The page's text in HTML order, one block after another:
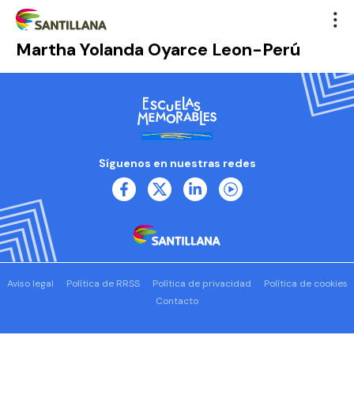
Martha Yolanda Oyarce Leon-Perú
Síguenos en nuestras redes
Aviso legal Política de RRSS Política de privacidad
Política de cookies
Contacto